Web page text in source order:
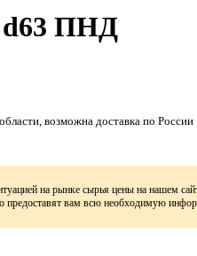
d63 ПНД
возможна доставка по России
на рынке сырья цены на нашем
предоставят вам всю необходимую